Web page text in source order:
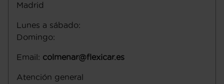
Madrid
Lunes a sábado:
Domingo:
Email: colmenar@flexicar.es
Atención general